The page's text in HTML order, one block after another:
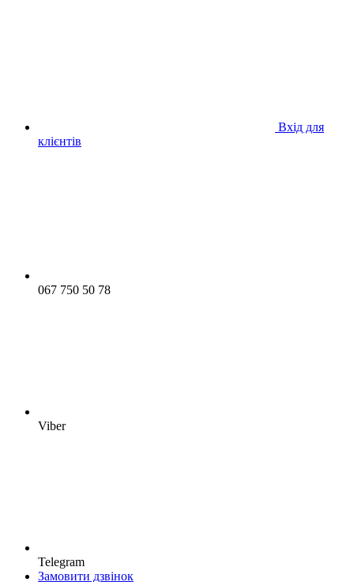
Вхід для
клієнтів
067 750 50 78
Viber
Telegram
Замовити дзвінок